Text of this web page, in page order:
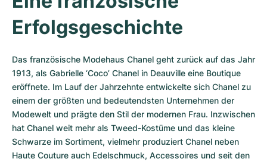
Erfolgsgeschichte
Das französische Modehaus Chanel geht zurück auf das Jahr
1913, als Gabrielle ‘Coco’ Chanel in Deauville eine Boutique
eröffnete. Im Lauf der Jahrzehnte entwickelte sich Chanel zu
einem der größten und bedeutendsten Unternehmen der
Modewelt und prägte den Stil der modernen Frau. Inzwischen
hat Chanel weit mehr als Tweed-Kostüme und das kleine
Schwarze im Sortiment, vielmehr produziert Chanel neben
Haute Couture auch Edelschmuck, Accessoires und seit den